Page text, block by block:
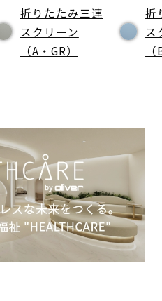
折りたたみ三連
スクリーン
（A・GR）
折
ス